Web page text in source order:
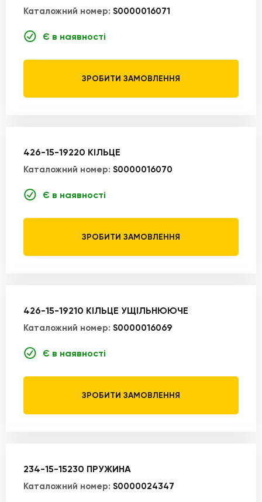
Каталожний номер: S0000016071
Є в наявності
ЗРОБИТИ ЗАМОВЛЕННЯ
426-15-19220 КІЛЬЦЕ
Каталожний номер: S0000016070
Є в наявності
ЗРОБИТИ ЗАМОВЛЕННЯ
426-15-19210 КІЛЬЦЕ УЩІЛЬНЮЮЧЕ
Каталожний номер: S0000016069
Є в наявності
ЗРОБИТИ ЗАМОВЛЕННЯ
234-15-15230 ПРУЖИНА
Каталожний номер: S0000024347